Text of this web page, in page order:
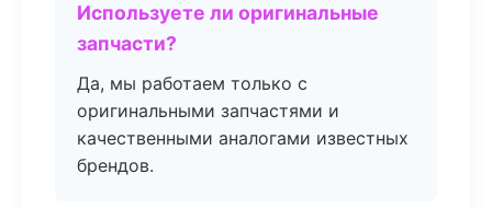
Используете ли оригинальные
запчасти?
Да, мы работаем только с
оригинальными запчастями и
качественными аналогами известных
брендов.